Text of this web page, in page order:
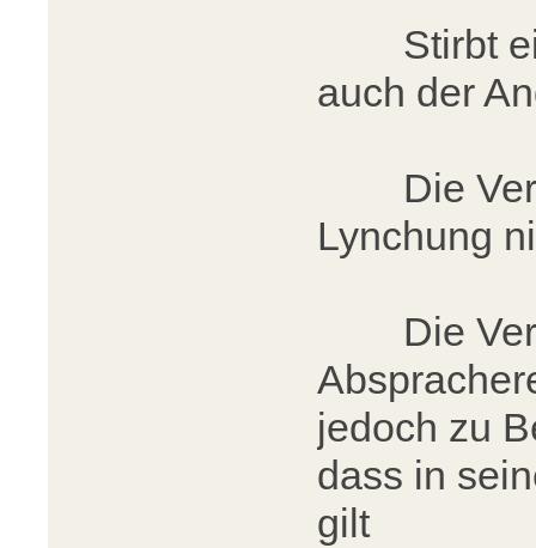
Stirbt ein
auch der
Die
Lynchung
Die
jedoch zu
dass in
gilt